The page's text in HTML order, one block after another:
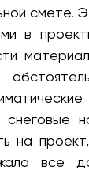
смете.
в
на
все